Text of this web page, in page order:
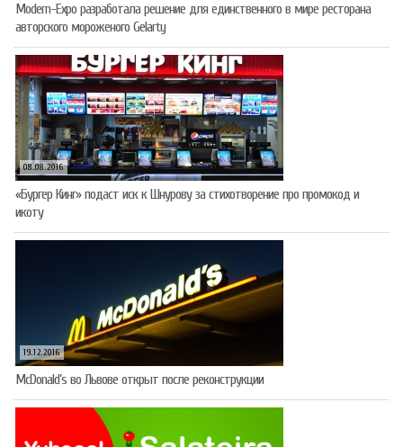
Modern-Expo разработала решение для единственного в мире ресторана
авторского мороженого Gelarty
08.08.2016
«Бургер Кинг» подаст иск к Шнурову за стихотворение про промокод и
икоту
19.12.2016
McDonald’s во Львове открыт после реконструкции